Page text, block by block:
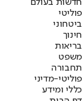
חדשות בעולם
פוליטי
ביטחוני
חינוך
בריאות
משפט
תחבורה
פוליטי-מדיני
כללי ומידע